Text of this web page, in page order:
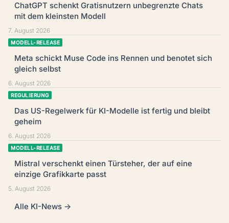
ChatGPT schenkt Gratisnutzern unbegrenzte Chats
mit dem kleinsten Modell
7. August 2026
MODELL-RELEASE
Meta schickt Muse Code ins Rennen und benotet sich
gleich selbst
6. August 2026
REGULIERUNG
Das US-Regelwerk für KI-Modelle ist fertig und bleibt
geheim
6. August 2026
MODELL-RELEASE
Mistral verschenkt einen Türsteher, der auf eine
einzige Grafikkarte passt
5. August 2026
Alle KI-News →